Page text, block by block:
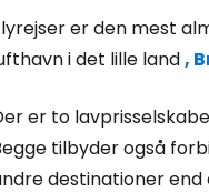
er den mest
i det lille land,
er to
tilbyder også
destinationer